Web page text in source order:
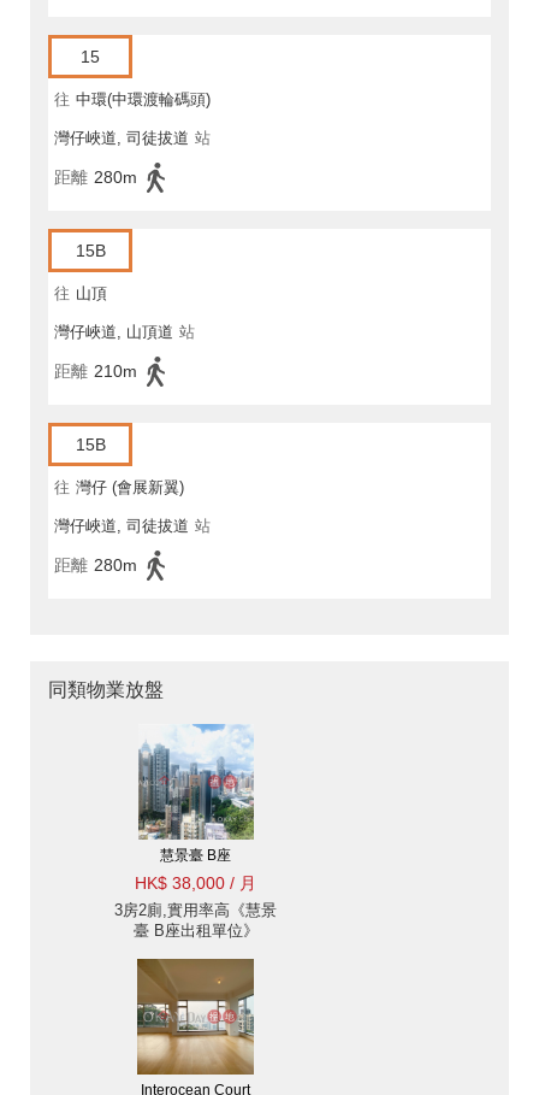
15
往 中環(中環渡輪碼頭)
灣仔峽道, 司徒拔道 站
距離 280m
15B
往 山頂
灣仔峽道, 山頂道 站
距離 210m
15B
往 灣仔 (會展新翼)
灣仔峽道, 司徒拔道 站
距離 280m
同類物業放盤
慧景臺 B座
HK$ 38,000 / 月
3房2廁,實用率高《慧景
臺 B座出租單位》
Interocean Court